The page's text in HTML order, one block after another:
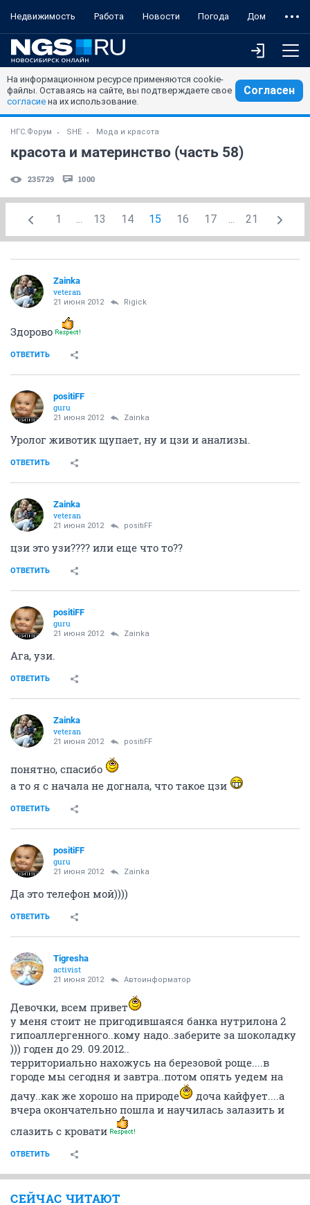
Недвижимость Работа Новости Погода Дом
На информационном ресурсе применяются cookie-
файлы. Оставаясь на сайте, вы подтверждаете свое
согласие на их использование.
Согласен
НГС.Форум SHE Мода и красота
красота и материнство (часть 58)
235729 1000
1 ... 13 14 15 16 17 ... 21
Zainka
veteran
21 июня 2012 Rigick
Здорово
ОТВЕТИТЬ
positiFF
guru
21 июня 2012 Zainka
Уролог животик щупает, ну и цзи и анализы.
ОТВЕТИТЬ
Zainka
veteran
21 июня 2012 positiFF
цзи это узи???? или еще что то??
ОТВЕТИТЬ
positiFF
guru
21 июня 2012 Zainka
Ага, узи.
ОТВЕТИТЬ
Zainka
veteran
21 июня 2012 positiFF
понятно, спасибо
а то я с начала не догнала, что такое цзи
ОТВЕТИТЬ
positiFF
guru
21 июня 2012 Zainka
Да это телефон мой))))
ОТВЕТИТЬ
Tigresha
activist
21 июня 2012 Автоинформатор
Девочки, всем привет
у меня стоит не пригодившаяся банка нутрилона 2
гипоаллергенного..кому надо..заберите за шоколадку
))) годен до 29. 09.2012..
территориально нахожусь на березовой роще....в
городе мы сегодня и завтра..потом опять уедем на
дачу..как же хорошо на природе
доча кайфует....а
вчера окончательно пошла и научилась залазить и
слазить с кровати
ОТВЕТИТЬ
СЕЙЧАС ЧИТАЮТ